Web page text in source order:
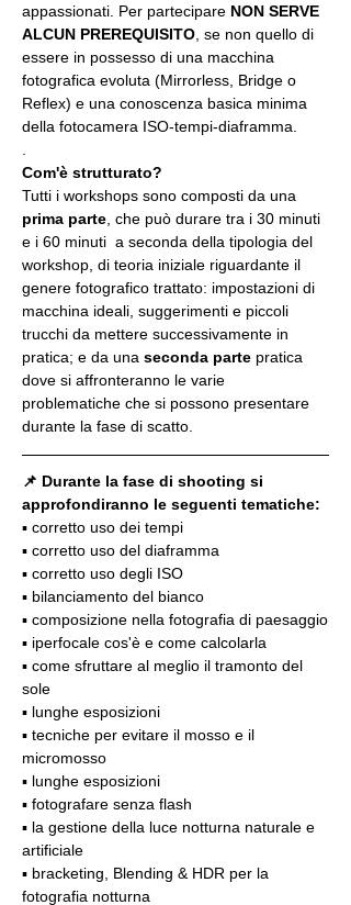
appassionati. Per partecipare NON SERVE
ALCUN PREREQUISITO , se non quello di
essere in possesso di una macchina
fotografica evoluta (Mirrorless, Bridge o
Reflex) e una conoscenza basica minima
della fotocamera ISO-tempi-diaframma.
Com'è strutturato?
Tutti i workshops sono composti da una
prima parte , che può durare tra i 30 minuti
e i 60 minuti  a seconda della tipologia del
workshop, di teoria iniziale riguardante il
genere fotografico trattato: impostazioni di
macchina ideali, suggerimenti e piccoli
trucchi da mettere successivamente in
pratica; e da una seconda parte pratica
dove si affronteranno le varie
problematiche che si possono presentare
durante la fase di scatto.
📌 Durante la fase di shooting si
approfondiranno le seguenti tematiche:
▪️ corretto uso dei tempi
▪️ corretto uso del diaframma
▪️ corretto uso degli ISO
▪️ bilanciamento del bianco
▪️ composizione nella fotografia di paesaggio
▪️ iperfocale cos'è e come calcolarla
▪️ come sfruttare al meglio il tramonto del
sole
▪️ lunghe esposizioni
▪️ tecniche per evitare il mosso e il
micromosso
▪️ lunghe esposizioni
▪️ fotografare senza flash
▪️ la gestione della luce notturna naturale e
artificiale
▪️ bracketing, Blending & HDR per la
fotografia notturna